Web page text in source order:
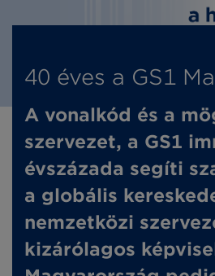
40 éves a GS1
A vonalkód és a
szervezet, a GS1
évszázada segíti
a globális
nemzetközi
kizárólagos